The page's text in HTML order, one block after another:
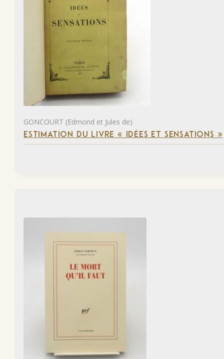
GONCOURT (Edmond et Jules de)
ESTIMATION DU LIVRE « IDÉES ET SENSATIONS »